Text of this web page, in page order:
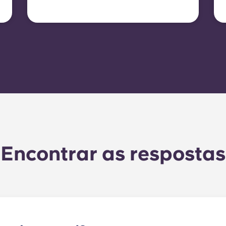
inquilinos devem celebrar o
Encontrar as respostas